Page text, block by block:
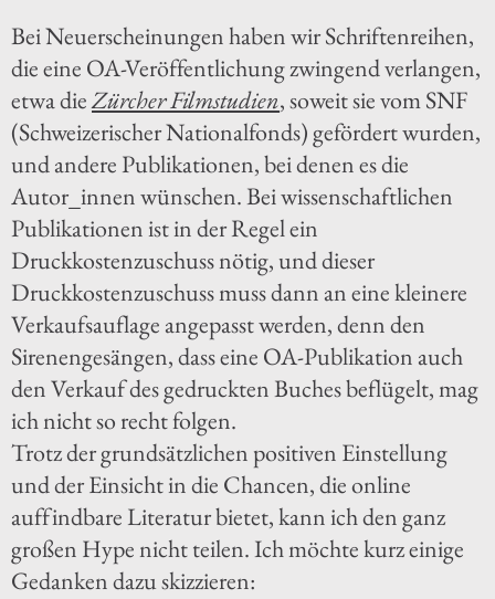
Bei Neuerscheinungen haben wir Schriftenreihen,
die eine OA-Veröffentlichung zwingend verlangen,
etwa dieZürcher Filmstudien, soweit sie vom SNF
(Schweizerischer Nationalfonds) gefördert wurden,
und andere Publikationen, bei denen es die
Autor_innen wünschen. Bei wissenschaftlichen
Publikationen ist in der Regel ein
Druckkostenzuschuss nötig, und dieser
Druckkostenzuschuss muss dann an eine kleinere
Verkaufsauflage angepasst werden, denn den
Sirenengesängen, dass eine OA-Publikation auch
den Verkauf des gedruckten Buches beflügelt, mag
ich nicht so recht folgen.
Trotz der grundsätzlichen positiven Einstellung
und der Einsicht in die Chancen, die online
auffindbare Literatur bietet, kann ich den ganz
großen Hype nicht teilen. Ich möchte kurz einige
Gedanken dazu skizzieren: